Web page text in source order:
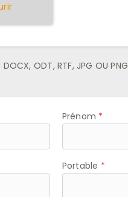
ODT, RTF, JPG OU PNG
Prénom
Portable